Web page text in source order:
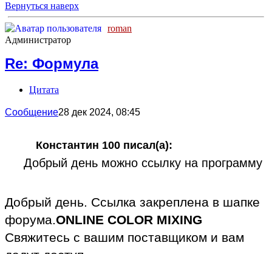
Вернуться наверх
roman
Администратор
Re: Формула
Цитата
Сообщение28 дек 2024, 08:45
Константин 100 писал(а):
Добрый день можно ссылку на программу
Добрый день. Ссылка закреплена в шапке
форума. ONLINE COLOR MIXING
Свяжитесь с вашим поставщиком и вам